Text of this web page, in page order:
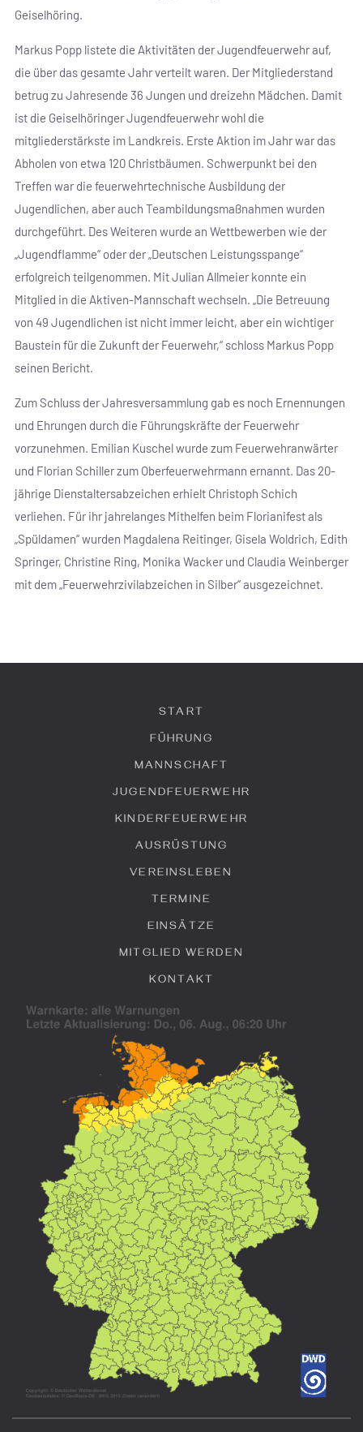
Geiselhöring.
Markus Popp listete die Aktivitäten der Jugendfeuerwehr auf,
die über das gesamte Jahr verteilt waren. Der Mitgliederstand
betrug zu Jahresende 36 Jungen und dreizehn Mädchen. Damit
ist die Geiselhöringer Jugendfeuerwehr wohl die
mitgliederstärkste im Landkreis. Erste Aktion im Jahr war das
Abholen von etwa 120 Christbäumen. Schwerpunkt bei den
Treffen war die feuerwehrtechnische Ausbildung der
Jugendlichen, aber auch Teambildungsmaßnahmen wurden
durchgeführt. Des Weiteren wurde an Wettbewerben wie der
„Jugendflamme“ oder der „Deutschen Leistungsspange“
erfolgreich teilgenommen. Mit Julian Allmeier konnte ein
Mitglied in die Aktiven-Mannschaft wechseln. „Die Betreuung
von 49 Jugendlichen ist nicht immer leicht, aber ein wichtiger
Baustein für die Zukunft der Feuerwehr,“ schloss Markus Popp
seinen Bericht.
Zum Schluss der Jahresversammlung gab es noch Ernennungen
und Ehrungen durch die Führungskräfte der Feuerwehr
vorzunehmen. Emilian Kuschel wurde zum Feuerwehranwärter
und Florian Schiller zum Oberfeuerwehrmann ernannt. Das 20-
jährige Dienstaltersabzeichen erhielt Christoph Schich
verliehen. Für ihr jahrelanges Mithelfen beim Florianifest als
„Spüldamen“ wurden Magdalena Reitinger, Gisela Woldrich, Edith
Springer, Christine Ring, Monika Wacker und Claudia Weinberger
mit dem „Feuerwehrzivilabzeichen in Silber“ ausgezeichnet.
START
FÜHRUNG
MANNSCHAFT
JUGENDFEUERWEHR
KINDERFEUERWEHR
AUSRÜSTUNG
VEREINSLEBEN
TERMINE
EINSÄTZE
MITGLIED WERDEN
KONTAKT